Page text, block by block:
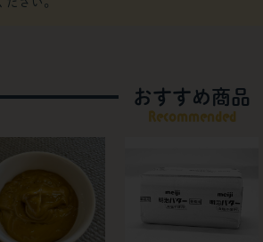
おすすめ商品
Recommended